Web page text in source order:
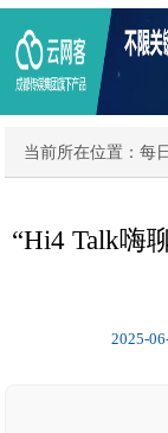
当前所在位置：每
“Hi4 Talk嗨
2025-